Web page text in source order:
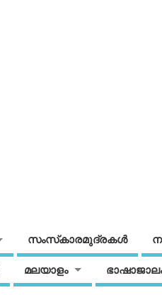
സംസ്‌കാരമുദ്രകള്‍
മലയാളം